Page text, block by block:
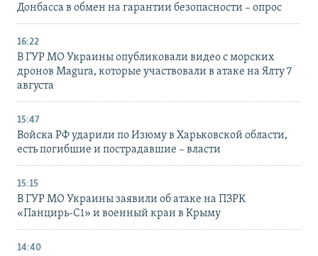
Донбасса в обмен на гарантии безопасности – опрос
16:22
В ГУР МО Украины опубликовали видео с морских
дронов Magura, которые участвовали в атаке на Ялту 7
августа
15:47
Войска РФ ударили по Изюму в Харьковской области,
есть погибшие и пострадавшие – власти
15:15
В ГУР МО Украины заявили об атаке на ПЗРК
«Панцирь-С1» и военный кран в Крыму
14:40